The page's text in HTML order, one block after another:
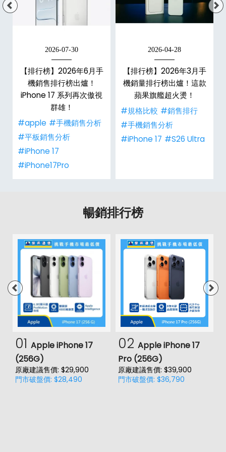
2026-07-30
【排行榜】2026年6月手
機銷售排行榜出爐！
iPhone 17 系列再次傲視
群雄！
#apple #手機銷售分析
#平板銷售分析
#iPhone 17
#iPhone17Pro
2026-04-28
【排行榜】2026年3月手
機銷量排行榜出爐！這款
蘋果旗艦超火燙！
#規格比較 #銷售排行
#手機銷售分析
#iPhone 17 #S26 Ultra
暢銷排行榜
01 Apple iPhone 17
(256G)
原廠建議售價: $29,900
門市破盤價: $28,490
02 Apple iPhone 17
Pro (256G)
原廠建議售價: $39,900
門市破盤價: $36,790